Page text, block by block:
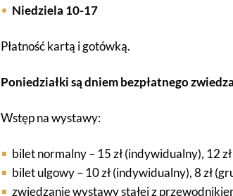
Niedziela 10-17
Płatność kartą i gotówką.
Poniedziałki są dniem bezpłatnego
Wstęp na wystawy:
bilet normalny – 15 zł (indywidualny), 12
bilet ulgowy – 10 zł (indywidualny), 8 zł
zwiedzanie wystawy stałej z